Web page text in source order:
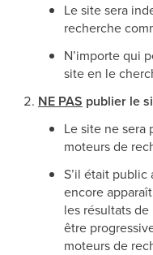
Le site sera
recherche
N’importe qui
site en le
NE PAS publier le
Le site ne sera
moteurs de
S’il était
encore
les résultats
être
moteurs de